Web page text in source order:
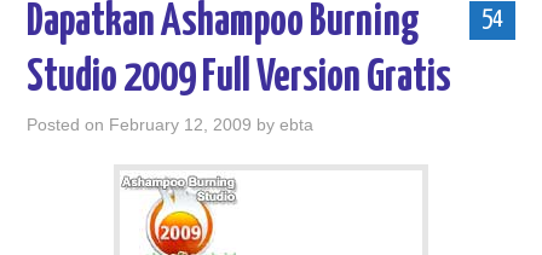
54
Dapatkan Ashampoo Burning
Studio 2009 Full Version Gratis
Posted on February 12, 2009 byebta